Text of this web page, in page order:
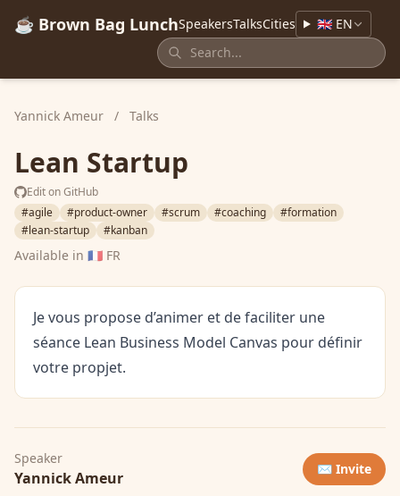
☕ Brown Bag LunchSpeakersTalksCities 🇬🇧 EN
Yannick Ameur / Talks
Lean Startup
Edit on GitHub
#agile
#product-owner #scrum #coaching
#formation
#lean-startup
#kanban
Available in 🇫🇷 FR
Je vous propose d’animer et de faciliter une
séance Lean Business Model Canvas pour définir
votre propjet.
Speaker
Yannick Ameur ✉️ Invite